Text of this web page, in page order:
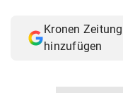
Kronen
hinzufügen